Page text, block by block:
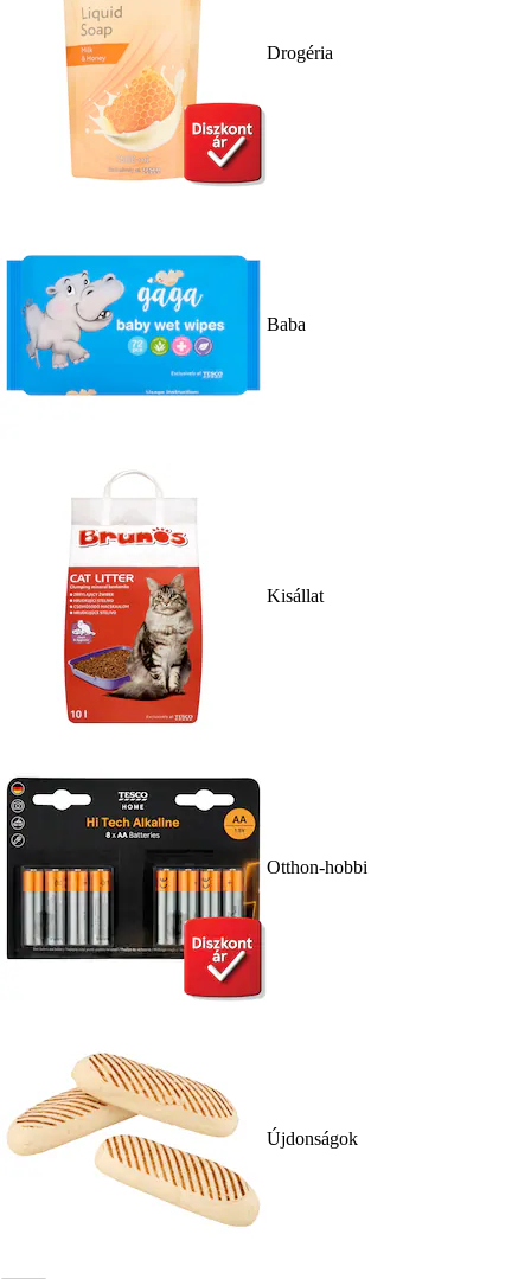
Drogéria
Baba
Kisállat
Otthon-hobbi
Újdonságok